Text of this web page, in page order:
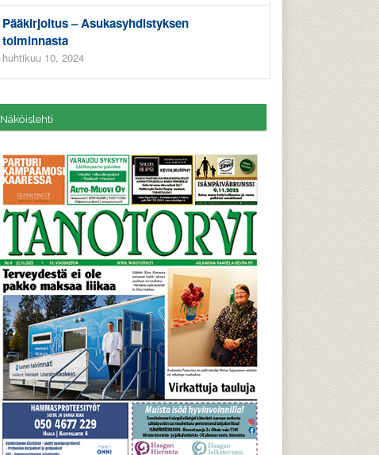
Pääkirjoitus – Asukasyhdistyksen
toiminnasta
huhtikuu 10, 2024
Näköislehti